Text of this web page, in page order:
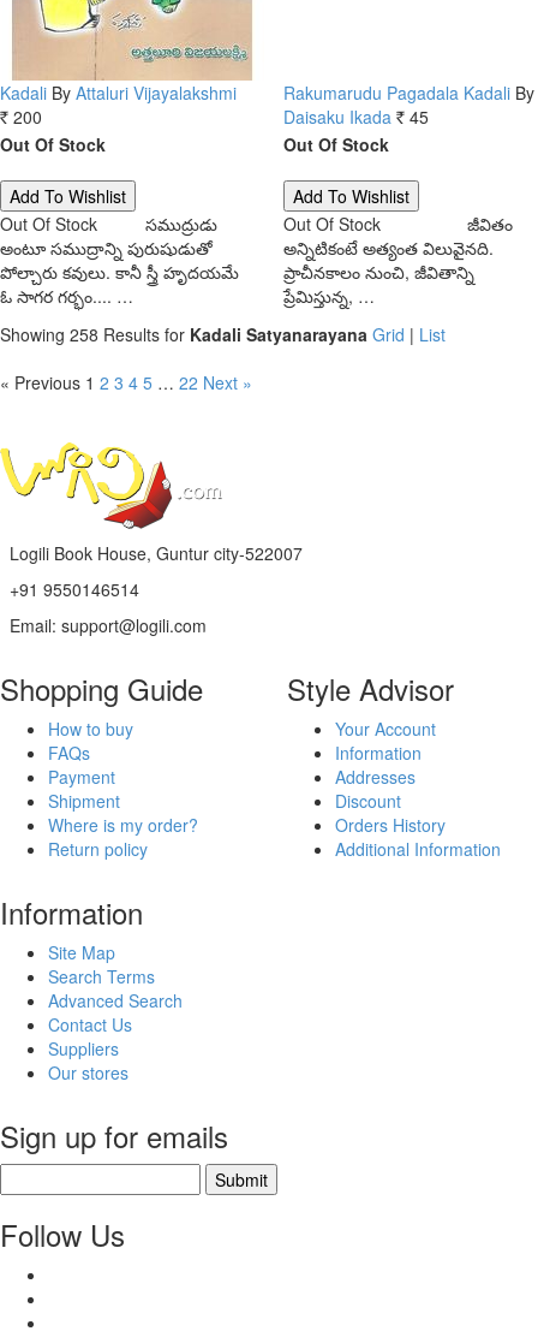
Kadali By Attaluri Vijayalakshmi
Rs.
200
Out Of Stock
Out Of Stock
సముద్రుడు
అంటూ సముద్రాన్ని పురుషుడుతో
పోల్చారు కవులు. కానీ స్త్రీ హృదయమే
ఓ సాగర గర్భం.... …
Rakumarudu Pagadala Kadali By
Daisaku Ikada Rs.
45
Out Of Stock
Out Of Stock
జీవితం
అన్నిటికంటే అత్యంత విలువైనది.
ప్రాచీనకాలం నుంచి, జీవితాన్ని
ప్రేమిస్తున్న, …
Showing 258 Results for Kadali Satyanarayana Grid | List
« Previous 1 2 3 4 5 … 22 Next »
Logili Book House, Guntur city-522007
+91 9550146514
Email: support@logili.com
Shopping Guide
How to buy
FAQs
Payment
Shipment
Where is my order?
Return policy
Style Advisor
Your Account
Information
Addresses
Discount
Orders History
Additional Information
Information
Site Map
Search Terms
Advanced Search
Contact Us
Suppliers
Our stores
Sign up for emails
Submit
Follow Us